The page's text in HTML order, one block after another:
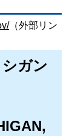
（外部リン
ガン